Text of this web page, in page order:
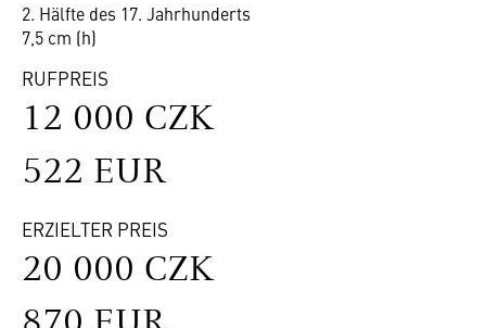
2. Hälfte des 17. Jahrhunderts
7,5 cm (h)
RUFPREIS
12 000 CZK
522 EUR
ERZIELTER PREIS
20 000 CZK